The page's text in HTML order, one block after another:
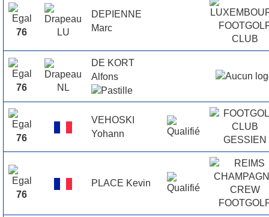
76
DEPIENNE
Marc
76
DE KORT
Alfons
76
VEHOSKI
Yohann
76
PLACE Kevin